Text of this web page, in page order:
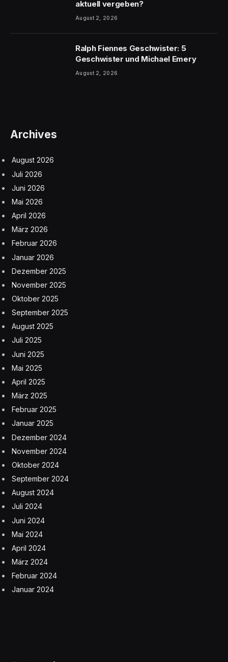
aktuell vergeben?
August 2, 2026
Ralph Fiennes Geschwister: 5
Geschwister und Michael Emery
August 2, 2026
Archives
August 2026
Juli 2026
Juni 2026
Mai 2026
April 2026
März 2026
Februar 2026
Januar 2026
Dezember 2025
November 2025
Oktober 2025
September 2025
August 2025
Juli 2025
Juni 2025
Mai 2025
April 2025
März 2025
Februar 2025
Januar 2025
Dezember 2024
November 2024
Oktober 2024
September 2024
August 2024
Juli 2024
Juni 2024
Mai 2024
April 2024
März 2024
Februar 2024
Januar 2024